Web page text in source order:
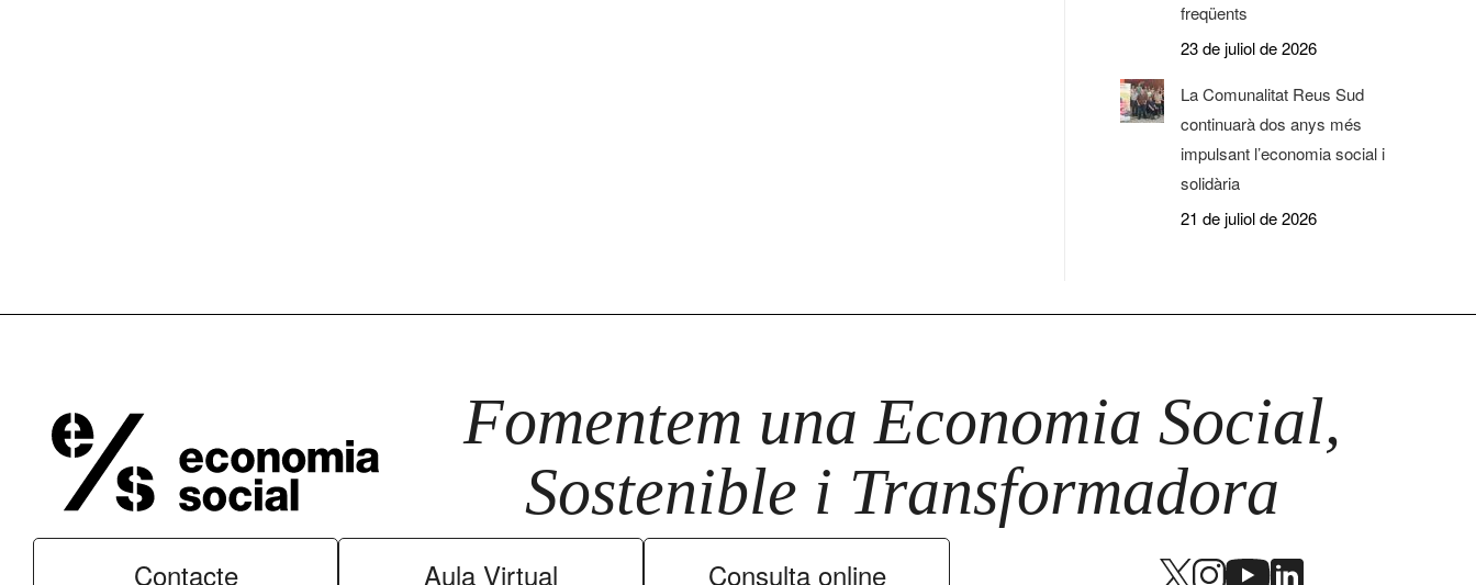
freqüents
23 de juliol de 2026
La Comunalitat Reus Sud
continuarà dos anys més
impulsant l’economia social i
solidària
21 de juliol de 2026
Fomentem una Economia Social,
Sostenible i Transformadora
Contacte Aula Virtual Consulta online